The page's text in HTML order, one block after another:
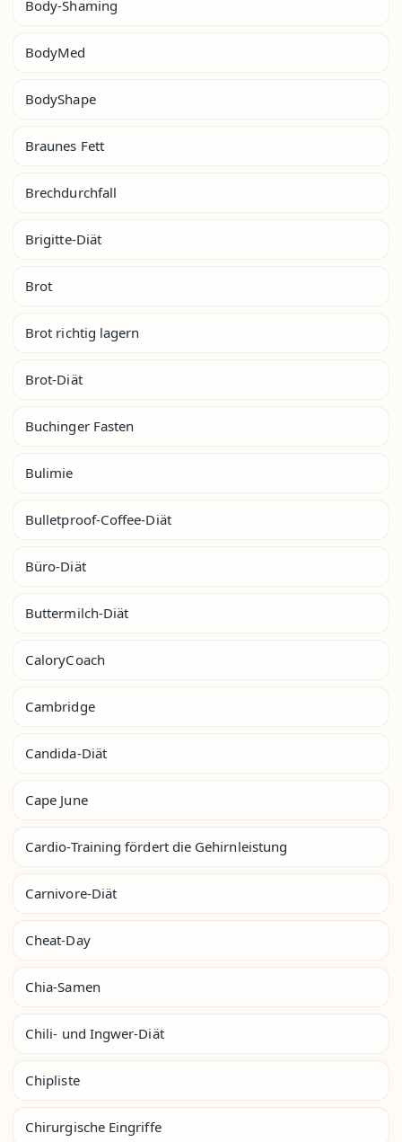
Body-Shaming
BodyMed
BodyShape
Braunes Fett
Brechdurchfall
Brigitte-Diät
Brot
Brot richtig lagern
Brot-Diät
Buchinger Fasten
Bulimie
Bulletproof-Coffee-Diät
Büro-Diät
Buttermilch-Diät
CaloryCoach
Cambridge
Candida-Diät
Cape June
Cardio-Training fördert die Gehirnleistung
Carnivore-Diät
Cheat-Day
Chia-Samen
Chili- und Ingwer-Diät
Chipliste
Chirurgische Eingriffe